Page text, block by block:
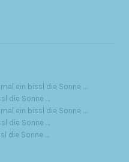
ein bissl die Sonne …
die Sonne …
ein bissl die Sonne …
die Sonne …
die Sonne …